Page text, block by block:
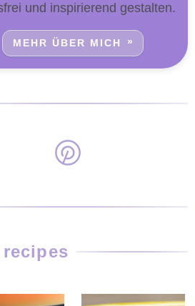
und inspirierend gestalten.
MEHR ÜBER MICH